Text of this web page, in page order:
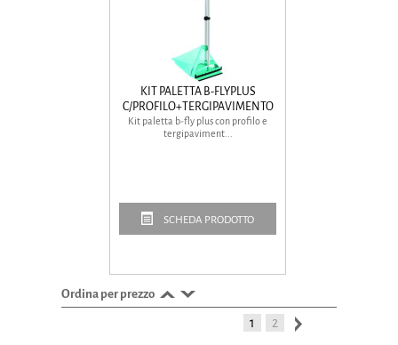
KIT PALETTA B-FLYPLUS
C/PROFILO+TERGIPAVIMENTO
Kit paletta b-fly plus con profilo e
tergipaviment...
SCHEDA PRODOTTO
1 2
Ordina per prezzo